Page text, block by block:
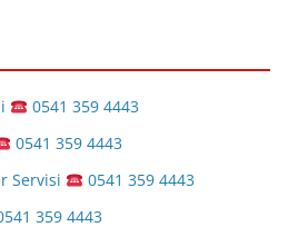
0541 359 4443
0541 359 4443
Servisi
0541 359 4443
359 4443